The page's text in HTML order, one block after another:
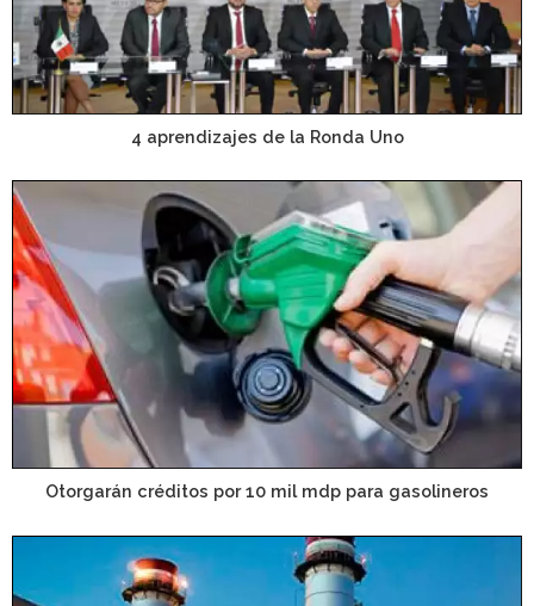
4 aprendizajes de la Ronda Uno
Otorgarán créditos por 10 mil mdp para gasolineros